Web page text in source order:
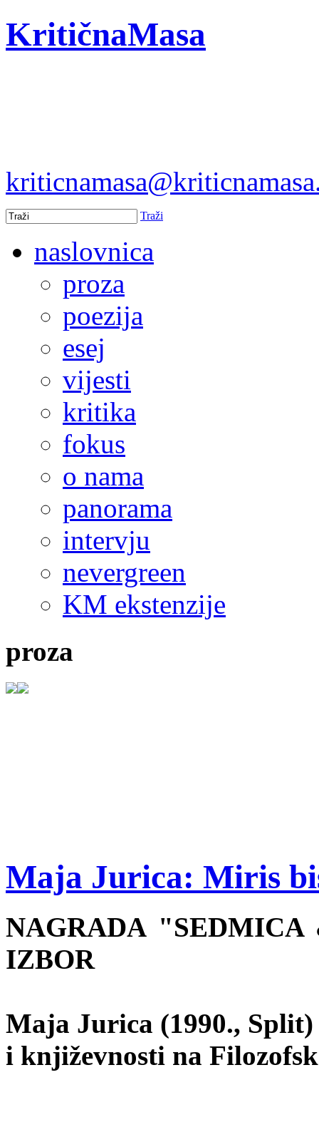
KritičnaMasa
Traži
naslovnica
proza
poezija
esej
vijesti
kritika
fokus
o nama
panorama
intervju
nevergreen
KM ekstenzije
proza
Maja Jurica: Miris
NAGRADA
IZBOR
Maja Jurica (1990.,
i književnosti na